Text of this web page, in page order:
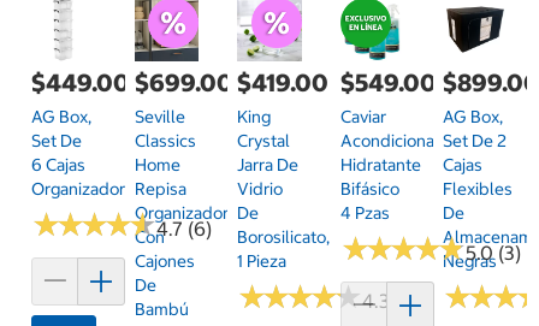
$449.00
AG Box,
Set De
6 Cajas
Organizadoras
★★★★★
★★★★★4.7 (6)
$699.00
Seville
Classics
Home
Repisa
Organizadora
Con
Cajones
De
Bambú
$419.00
King
Crystal
Jarra De
Vidrio
De
Borosilicato,
1 Pieza
★★★★★
★★★★★4.3 (6)
$549.00
Caviar
Acondicionador
Hidratante
Bifásico
4 Pzas
★★★★★
★★★★★5.0 (3)
AG Box,
Set De 2
Cajas
Flexibles
De
Negras
★★★
★★★